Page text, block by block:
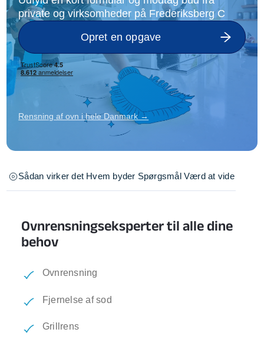
private og virksomheder på Frederiksberg C
Opret en opgave
Rensning af ovn i hele Danmark →
Sådan virker det Hvem byder Spørgsmål Værd at vide
Ovnrensningseksperter til alle dine
behov
Ovnrensning
Fjernelse af sod
Grillrens